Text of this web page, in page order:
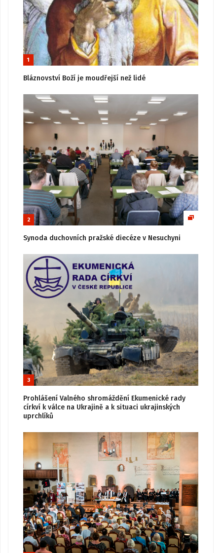
1
Bláznovství Boží je moudřejší než lidé
2
Synoda duchovních pražské diecéze v Nesuchyni
3
Prohlášení Valného shromáždění Ekumenické rady
církví k válce na Ukrajině a k situaci ukrajinských
uprchlíků